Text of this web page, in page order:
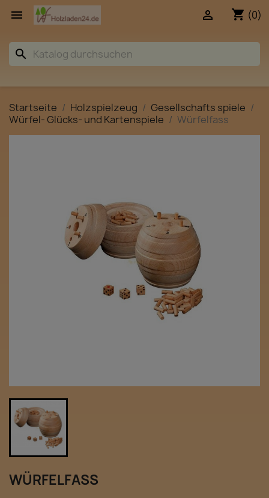
 shopping_cart (0)

search
Startseite Holzspielzeug
Gesellschafts spiele
Würfel- Glücks- und Kartenspiele
Würfelfass
WÜRFELFASS